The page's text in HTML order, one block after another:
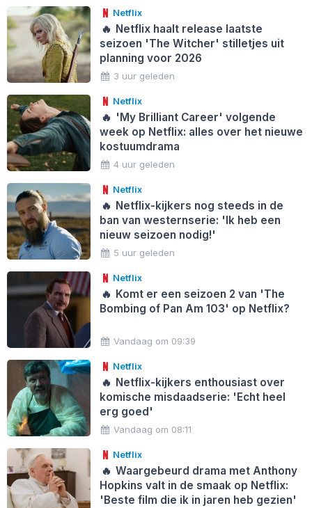
Netflix
🔥 Netflix haalt release laatste
seizoen 'The Witcher' stilletjes uit
planning voor 2026
3 uur geleden
Netflix
🔥 'My Brilliant Career' volgende
week op Netflix: alles over het nieuwe
kostuumdrama
4 uur geleden
Netflix
🔥 Netflix-kijkers nog steeds in de
ban van westernserie: 'Ik heb een
nieuw seizoen nodig!'
5 uur geleden
Netflix
🔥 Komt er een seizoen 2 van 'The
Bombing of Pan Am 103' op Netflix?
Vandaag om 09:39
Netflix
🔥 Netflix-kijkers enthousiast over
komische misdaadserie: 'Echt heel
erg goed'
Vandaag om 08:11
Netflix
🔥 Waargebeurd drama met Anthony
Hopkins valt in de smaak op Netflix:
'Beste film die ik in jaren heb gezien'